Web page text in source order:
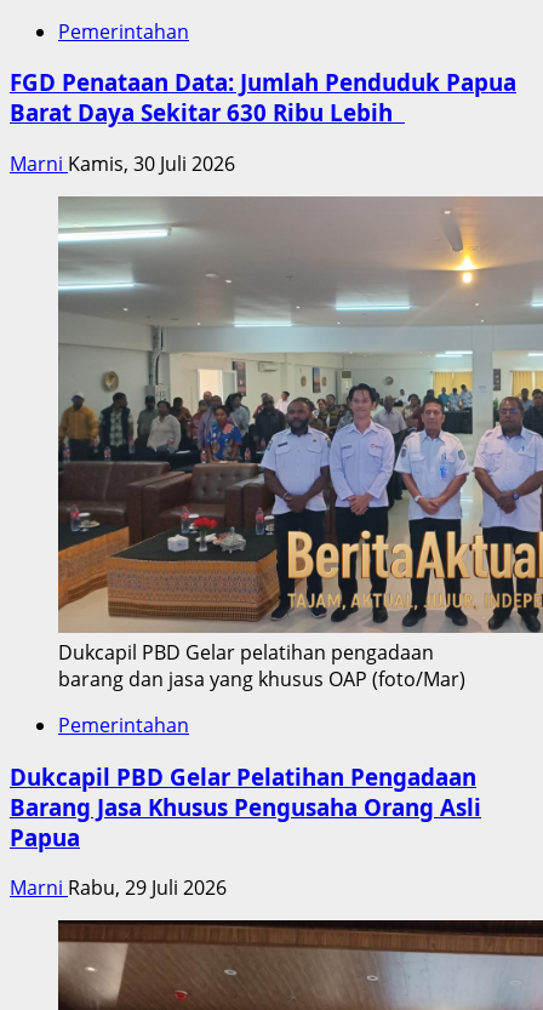
Pemerintahan
FGD Penataan Data: Jumlah Penduduk Papua
Barat Daya Sekitar 630 Ribu Lebih
Marni Kamis, 30 Juli 2026
Dukcapil PBD Gelar pelatihan pengadaan
barang dan jasa yang khusus OAP (foto/Mar)
Pemerintahan
Dukcapil PBD Gelar Pelatihan Pengadaan
Barang Jasa Khusus Pengusaha Orang Asli
Papua
Marni Rabu, 29 Juli 2026